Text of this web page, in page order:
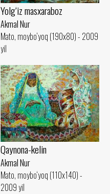
Yolg‘iz masxaraboz
Akmal Nur
Mato, moybo‘yoq (190x80) - 2009
yil
Qaynona-kelin
Akmal Nur
Mato, moybo‘yoq (110x140) -
2009 yil